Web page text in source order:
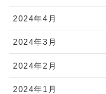
2024年4月
2024年3月
2024年2月
2024年1月